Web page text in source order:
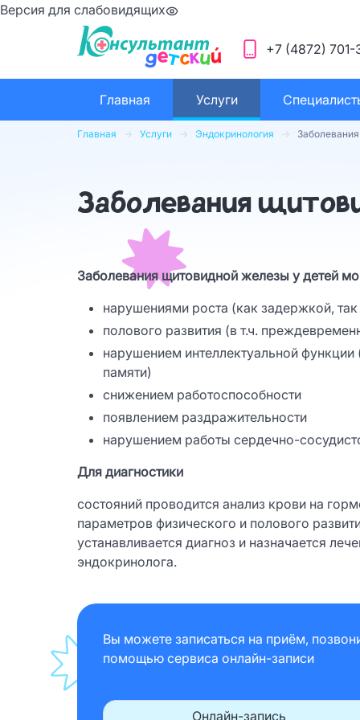
Версия для слабовидящих
+7 (4872) 701-
Главная Услуги
Главная Услуги Эндокринология
Заболевания
Заболевания щитовидной железы у детей
нарушениями роста (как задержкой,
полового развития (в т.ч.
нарушением интеллектуальной
памяти)
снижением работоспособности
появлением раздражительности
нарушением работы сердечно-
Для диагностики
состояний проводится анализ крови на
параметров физического и полового
устанавливается диагноз и назначается
эндокринолога.
Вы можете записаться на приём,
помощью сервиса онлайн-записи
Онлайн-запись